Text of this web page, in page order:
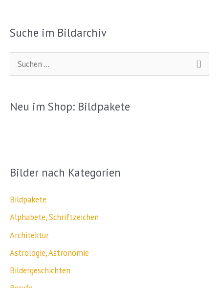
Suche im Bildarchiv
h
a
:
Neu im Shop: Bildpakete
Bilder nach Kategorien
Bildpakete
Alphabete, Schriftzeichen
Architektur
Astrologie, Astronomie
Bildergeschichten